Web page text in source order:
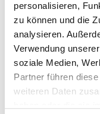
personalisieren,
zu können und die
analysieren.
Verwendung
soziale Medien,
Partner führen
weiteren Daten